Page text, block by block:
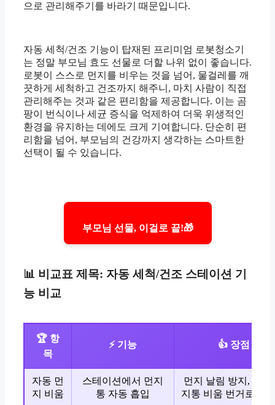
으로 관리해주기를 바라기 때문입니다.
자동 세척/건조 기능이 탑재된 프리미엄 로봇청소기
는 정말 부모님 효도 선물로 더할 나위 없이 좋습니다.
로봇이 스스로 먼지를 비우는 것을 넘어, 물걸레를 깨
끗하게 세척하고 건조까지 해주니, 마치 사람이 직접
관리해주는 것과 같은 편리함을 제공합니다. 이는 곰
팡이 번식이나 세균 증식을 억제하여 더욱 위생적인
환경을 유지하는 데에도 크게 기여합니다. 단순히 편
리함을 넘어, 부모님의 건강까지 생각하는 스마트한
선택이 될 수 있습니다.
부모님 선물, 이걸로 끝!🎁
📊 비교표 제목: 자동 세척/건조 스테이션 기
능 비교
🏆 항
목
⚡ 기능 👍 장점
자동 먼
지 비움
스테이션에서 먼지
통 자동 흡입
먼지 날림 방지, 잦은
지통 비움 번거로움